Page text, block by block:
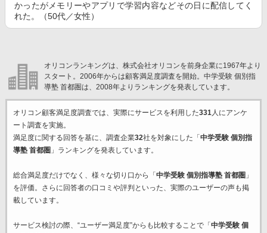
かったがメモリーやアプリで学習内容などその日に配信してく
れた。（50代／女性）
オリコンランキングは、株式会社オリコンを前身企業に1967年より
スタート。2006年からは顧客満足度調査を開始。中学受験 個別指
導塾 首都圏は、2008年よりランキングを発表しています。
オリコン顧客満足度調査では、実際にサービスを利用した331人にアンケ
ート調査を実施。
満足度に関する回答を基に、調査企業32社を対象にした「 中学受験 個別指
導塾 首都圏 」ランキングを発表しています。
総合満足度だけでなく、様々な切り口から「 中学受験 個別指導塾 首都圏 」
を評価。さらに回答者の口コミや評判といった、実際のユーザーの声も掲
載しています。
サービス検討の際、“ユーザー満足度”からも比較することで「 中学受験 個